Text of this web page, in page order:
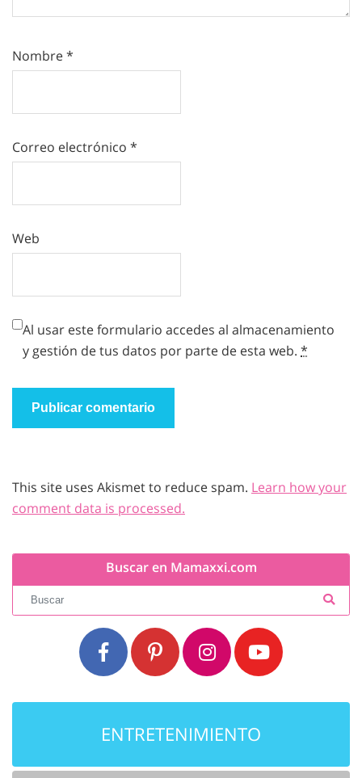
Nombre*
Correo electrónico *
Web
Al usar este formulario accedes al almacenamiento
y gestión de tus datos por parte de esta web. *
This site uses Akismet to reduce spam. Learn how your
comment data is processed.
Buscar en Mamaxxi.com
ENTRETENIMIENTO